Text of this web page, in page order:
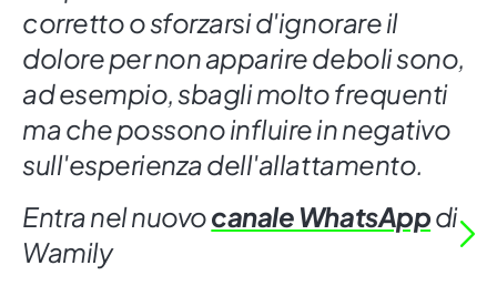
corretto o sforzarsi d'ignorare il
dolore per non apparire deboli sono,
ad esempio, sbagli molto frequenti
ma che possono influire in negativo
sull'esperienza dell'allattamento.
Entra nel nuovocanale WhatsAppdi
Wamily